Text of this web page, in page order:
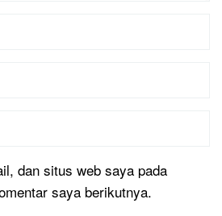
dan situs web saya pada
saya berikutnya.